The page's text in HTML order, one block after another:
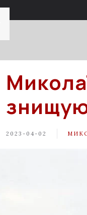
2023-04-02